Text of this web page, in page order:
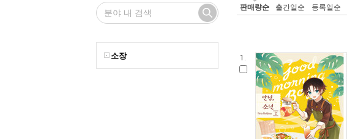
소장
판매량순 출간일순 등록일순
1.